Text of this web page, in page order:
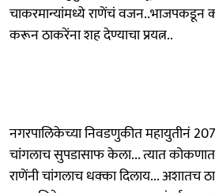
चाकरमान्यांमध्ये राणेंचं वजन..भाजपकडून
करून ठाकरेंना शह देण्याचा प्रयत्न..
नगरपालिकेच्या निवडणुकीत महायुतीनं
चांगलाच सुपडासाफ केला... त्यात
राणेंनी चांगलाच धक्का दिलाय... अशातच